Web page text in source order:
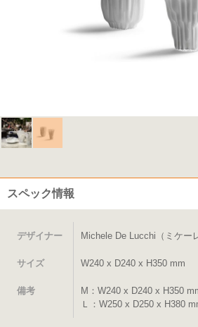
スペック情報
デザイナー Michele De Lucchi（ミケー
サイズ W240 x D240 x H350 mm
備考
M：W240 x D240 x H350
Ｌ：W250 x D250 x H380